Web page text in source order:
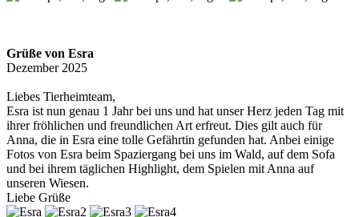
Grüße von Esra
Dezember 2025
Liebes Tierheimteam,
Esra ist nun genau 1 Jahr bei uns und hat unser Herz jeden Tag mit
ihrer fröhlichen und freundlichen Art erfreut. Dies gilt auch für
Anna, die in Esra eine tolle Gefährtin gefunden hat. Anbei einige
Fotos von Esra beim Spaziergang bei uns im Wald, auf dem Sofa
und bei ihrem täglichen Highlight, dem Spielen mit Anna auf
unseren Wiesen.
Liebe Grüße